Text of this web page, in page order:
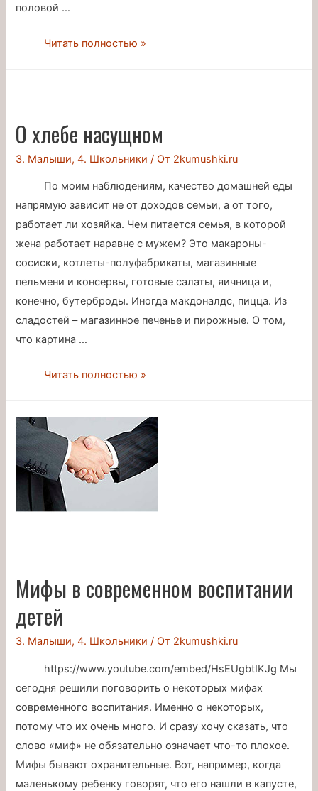
половой …
Мифы
Читать полностью »
О хлебе насущном
3. Малыши,4. Школьники / От 2kumushki.ru
По моим наблюдениям, качество домашней еды
напрямую зависит не от доходов семьи, а от того,
работает ли хозяйка. Чем питается семья, в которой
жена работает наравне с мужем? Это макароны-
сосиски, котлеты-полуфабрикаты, магазинные
пельмени и консервы, готовые салаты, яичница и,
конечно, бутерброды. Иногда макдоналдс, пицца. Из
сладостей – магазинное печенье и пирожные. О том,
что картина …
О
Читать полностью »
Мифы в современном воспитании
детей
3. Малыши,4. Школьники / От 2kumushki.ru
https://www.youtube.com/embed/HsEUgbtIKJg Мы
сегодня решили поговорить о некоторых мифах
современного воспитания. Именно о некоторых,
потому что их очень много. И сразу хочу сказать, что
слово «миф» не обязательно означает что-то плохое.
Мифы бывают охранительные. Вот, например, когда
маленькому ребенку говорят, что его нашли в капусте,